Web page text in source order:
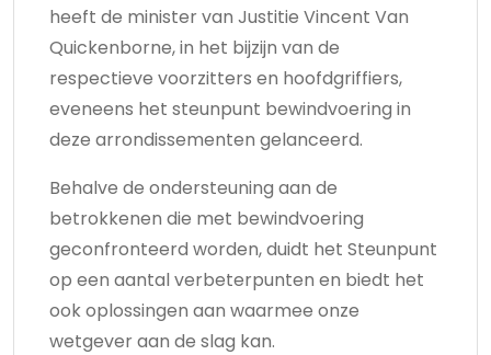
heeft de minister van Justitie Vincent Van
Quickenborne, in het bijzijn van de
respectieve voorzitters en hoofdgriffiers,
eveneens het steunpunt bewindvoering in
deze arrondissementen gelanceerd.
Behalve de ondersteuning aan de
betrokkenen die met bewindvoering
geconfronteerd worden, duidt het Steunpunt
op een aantal verbeterpunten en biedt het
ook oplossingen aan waarmee onze
wetgever aan de slag kan.